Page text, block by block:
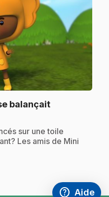
balançait.
sur une toile
Les amis de Mini
help Aide